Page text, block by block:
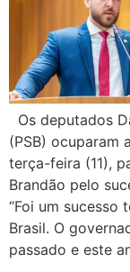
Os deputados
(PSB) ocuparam
terça-feira (11),
Brandão pelo
“Foi um sucesso
Brasil. O
passado e este